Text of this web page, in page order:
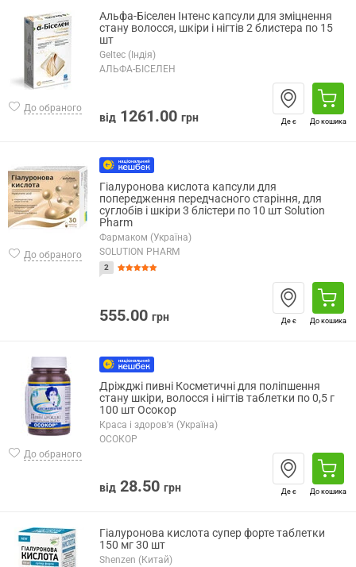
До обраного
Альфа-Біселен Інтенс капсули для зміцнення
стану волосся, шкіри і нігтів 2 блистера по 15
шт
Geltec (Індія)
АЛЬФА-БІСЕЛЕН
від 1261.00 грн Де є До кошика
До обраного
Гіалуронова кислота капсули для
попередження передчасного старіння, для
суглобів і шкіри 3 блістери по 10 шт Solution
Pharm
Фармаком (Україна)
SOLUTION PHARM
2
555.00 грн Де є До кошика
До обраного
Дріжджі пивні Косметичні для поліпшення
стану шкіри, волосся і нігтів таблетки по 0,5 г
100 шт Осокор
Краса і здоров'я (Україна)
ОСОКОР
від 28.50 грн Де є До кошика
Гіалуронова кислота супер форте таблетки
150 мг 30 шт
Shenzen (Китай)